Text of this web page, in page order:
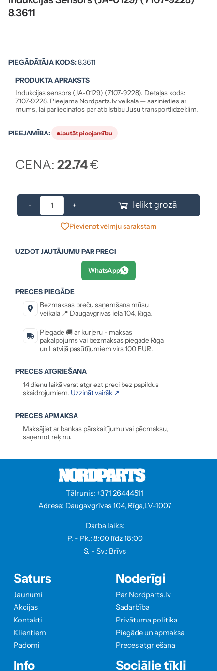
8.3611
PIEGĀDĀTĀJA KODS:8.3611
PRODUKTA APRAKSTS
Indukcijas sensors (JA-0129) (7107-9228). Detaļas kods:
7107-9228. Pieejama Nordparts.lv veikalā — sazinieties ar
mums, lai pārliecinātos par atbilstību Jūsu transportlīdzeklim.
PIEEJAMĪBA: Jautāt pieejamību
CENA:22.74€
- + Ielikt grozā
Pievienot vēlmju sarakstam
UZDOT JAUTĀJUMU PAR PRECI
WhatsApp
PRECES PIEGĀDE
Bezmaksas preču saņemšana mūsu
veikalā 📍 Daugavgrīvas iela 104, Rīga.
Piegāde 🚚 ar kurjeru - maksas
pakalpojums vai bezmaksas piegāde Rīgā
un Latvijā pasūtījumiem virs 100 EUR.
PRECES ATGRIEŠANA
14 dienu laikā varat atgriezt preci bez papildus
skaidrojumiem. Uzzināt vairāk ↗
PRECES APMAKSA
Maksājiet ar bankas pārskaitījumu vai pēcmaksu,
saņemot rēķinu.
Tālrunis: +371 26444511
Adrese: Daugavgrīvas 104, Rīga,LV-1007
Darba laiks:
P. - Pk.: 8:00 līdz 18:00
S. - Sv.: Brīvs
Saturs
Jaunumi
Akcijas
Kontakti
Klientiem
Padomi
Info
Noderīgi
Par Nordparts.lv
Sadarbība
Privātuma politika
Piegāde un apmaksa
Preces atgriešana
Sociālie tīkli